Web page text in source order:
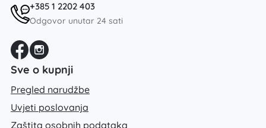
+385 1 2202 403
Odgovor unutar 24 sati
Sve o kupnji
Pregled narudžbe
Uvjeti poslovanja
Zaštita osobnih podataka